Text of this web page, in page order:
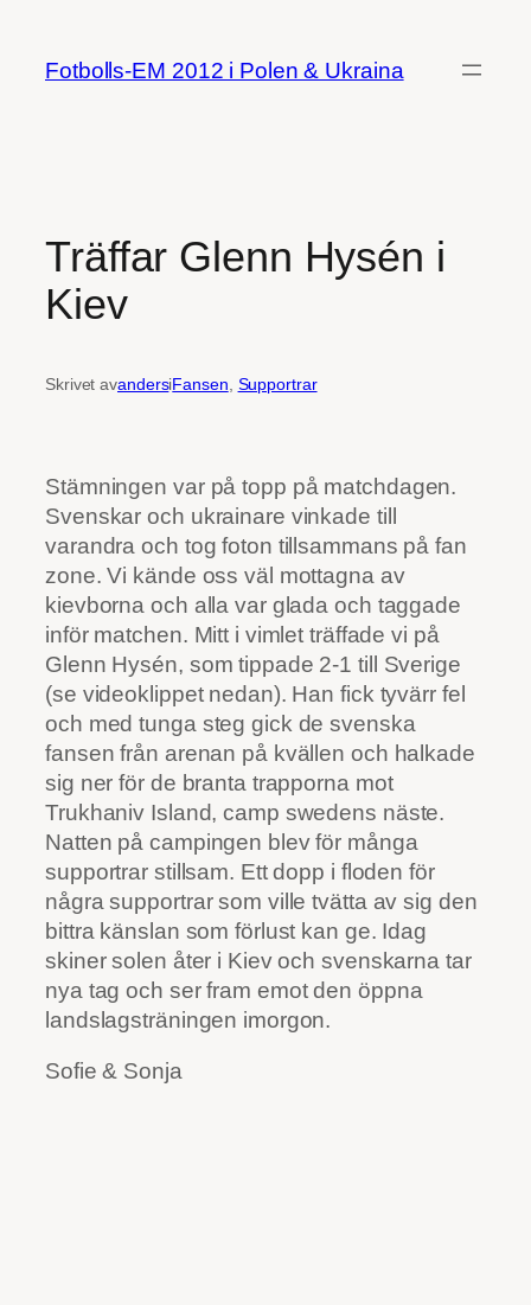
innehåll
Fotbolls-EM 2012 i Polen & Ukraina
Träffar Glenn Hysén i
Kiev
Skrivet avandersiFansen Supportrar
Stämningen var på topp på matchdagen.
Svenskar och ukrainare vinkade till
varandra och tog foton tillsammans på fan
zone. Vi kände oss väl mottagna av
kievborna och alla var glada och taggade
inför matchen. Mitt i vimlet träffade vi på
Glenn Hysén, som tippade 2-1 till Sverige
(se videoklippet nedan). Han fick tyvärr fel
och med tunga steg gick de svenska
fansen från arenan på kvällen och halkade
sig ner för de branta trapporna mot
Trukhaniv Island, camp swedens näste.
Natten på campingen blev för många
supportrar stillsam. Ett dopp i floden för
några supportrar som ville tvätta av sig den
bittra känslan som förlust kan ge. Idag
skiner solen åter i Kiev och svenskarna tar
nya tag och ser fram emot den öppna
landslagsträningen imorgon.
Sofie & Sonja